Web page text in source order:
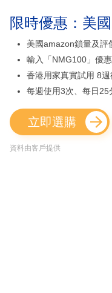
限時優惠：美
美國amazon鎖量及評
輸入「NMG100」優
香港用家真實試用 8
每週使用3次、每日25
立即選購
資料由客戶提供